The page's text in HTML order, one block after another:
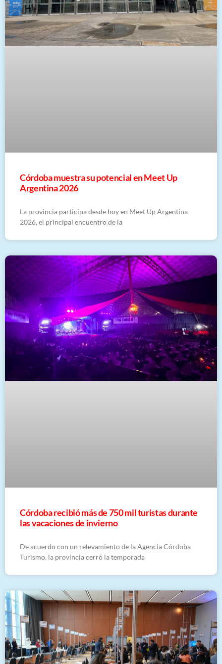
Córdoba muestra su potencial en Meet Up
Argentina 2026
La provincia participa desde hoy en Meet Up Argentina
2026, el principal encuentro de la
Córdoba recibió más de 750 mil turistas durante
las vacaciones de invierno
De acuerdo con un relevamiento de la Agencia Córdoba
Turismo, la provincia cerró la temporada